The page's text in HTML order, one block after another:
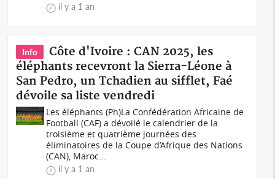
il y a 1 an
Info
Côte d'Ivoire : CAN 2025, les
éléphants recevront la Sierra-Léone à
San Pedro, un Tchadien au sifflet, Faé
dévoile sa liste vendredi
Les éléphants (Ph)La Confédération Africaine de
Football (CAF) a dévoilé le calendrier de la
troisième et quatrième journées des
éliminatoires de la Coupe d’Afrique des Nations
(CAN), Maroc...
il y a 1 an